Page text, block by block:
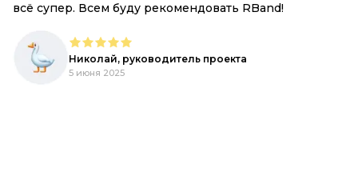
всё супер. Всем буду рекомендовать RBand!
Николай, руководитель проекта
5 июня 2025